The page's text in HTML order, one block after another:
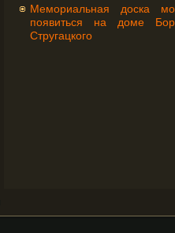
Мемориальная доска
появиться на доме
Стругацкого